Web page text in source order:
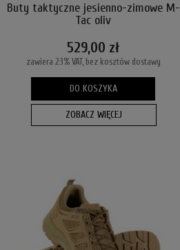
Buty taktyczne jesienno-zimowe M-
Tac oliv
529,00 zł
zawiera 23% VAT, bez kosztów dostawy
DO KOSZYKA
ZOBACZ WIĘCEJ